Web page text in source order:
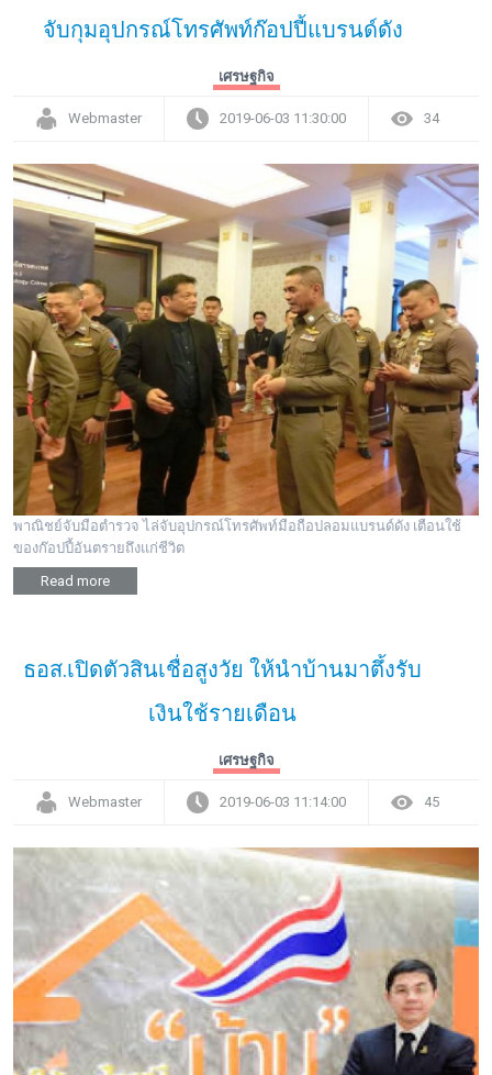
จับกุมอุปกรณ์โทรศัพท์ก๊อปปี้แบรนด์ดัง
เศรษฐกิจ
Webmaster 2019-06-03 11:30:00 34
พาณิชย์จับมือตำรวจ ไล่จับอุปกรณ์โทรศัพท์มือถือปลอมแบรนด์ดัง เตือนใช้
ของก๊อปปี้อันตรายถึงแก่ชีวิต
Read more
ธอส.เปิดตัวสินเชื่อสูงวัย ให้นำบ้านมาตึ้งรับ
เงินใช้รายเดือน
เศรษฐกิจ
Webmaster 2019-06-03 11:14:00 45